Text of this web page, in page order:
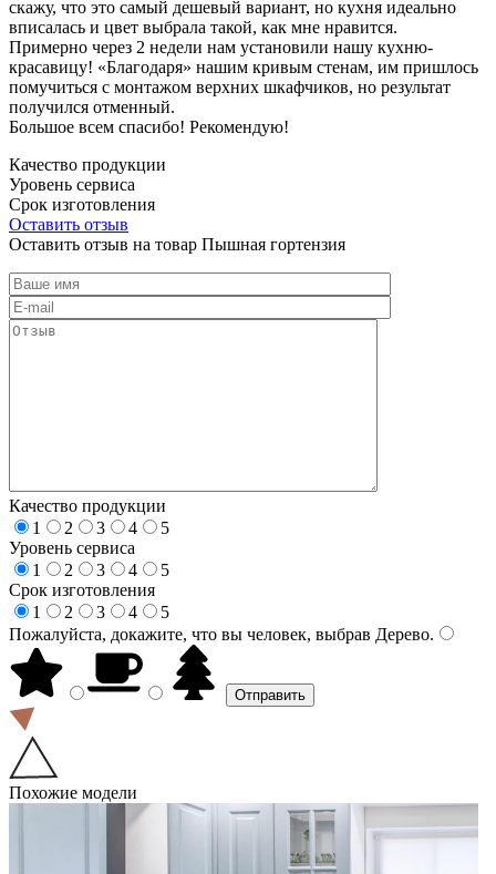
скажу, что это самый дешевый вариант, но кухня идеально
вписалась и цвет выбрала такой, как мне нравится.
Примерно через 2 недели нам установили нашу кухню-
красавицу! «Благодаря» нашим кривым стенам, им пришлось
помучиться с монтажом верхних шкафчиков, но результат
получился отменный.
Большое всем спасибо! Рекомендую!
Качество продукции
Уровень сервиса
Срок изготовления
Оставить отзыв
Оставить отзыв на товар Пышная гортензия
Качество продукции
1
2 3 4
5
Уровень сервиса
1
2 3 4
5
Срок изготовления
1
2 3 4
5
Пожалуйста, докажите, что вы человек, выбрав Дерево.
Похожие модели